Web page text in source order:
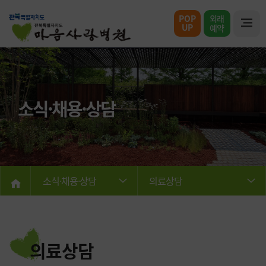
POP
UP
외래
예약
소식·채용·상담
소식·채용·상담 의료상담
의료상담